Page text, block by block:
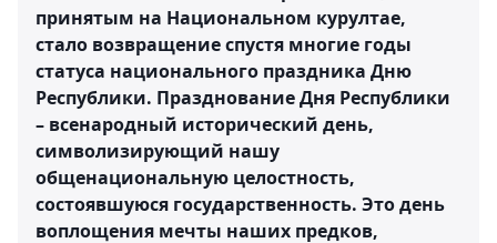
принятым на Национальном курултае,
стало возвращение спустя многие годы
статуса национального праздника Дню
Республики. Празднование Дня Республики
– всенародный исторический день,
символизирующий нашу
общенациональную целостность,
состоявшуюся государственность. Это день
воплощения мечты наших предков,